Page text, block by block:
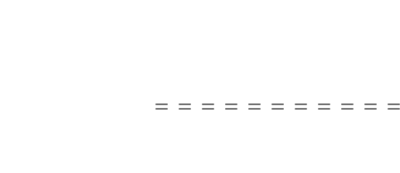
＝＝＝＝＝＝＝＝＝＝